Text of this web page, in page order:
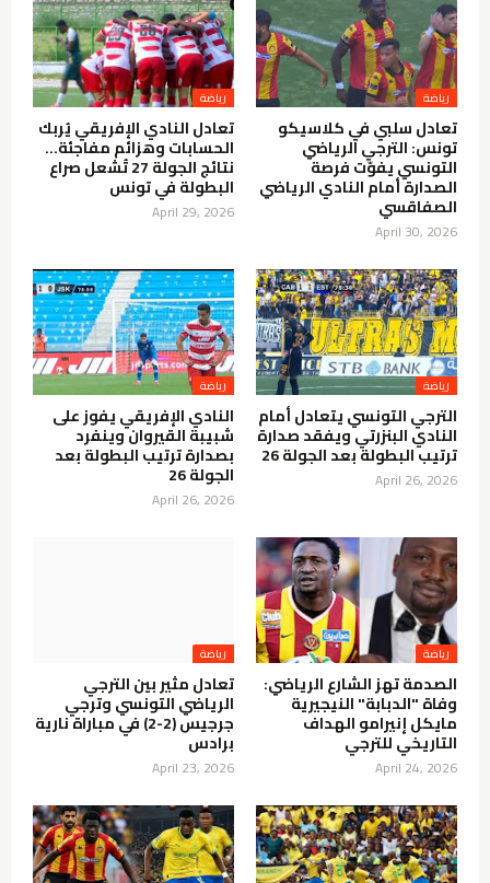
تعادل سلبي في كلاسيكو
تونس: الترجي الرياضي
التونسي يفوّت فرصة
الصدارة أمام النادي الرياضي
الصفاقسي
April 30, 2026
تعادل النادي الإفريقي يُربك
الحسابات وهزائم مفاجئة…
نتائج الجولة 27 تُشعل صراع
البطولة في تونس
April 29, 2026
الترجي التونسي يتعادل أمام
النادي البنزرتي ويفقد صدارة
ترتيب البطولة بعد الجولة 26
April 26, 2026
النادي الإفريقي يفوز على
شبيبة القيروان وينفرد
بصدارة ترتيب البطولة بعد
الجولة 26
April 26, 2026
الصدمة تهز الشارع الرياضي:
وفاة "الدبابة" النيجيرية
مايكل إنيرامو الهداف
التاريخي للترجي
April 24, 2026
تعادل مثير بين الترجي
الرياضي التونسي وترجي
جرجيس (2-2) في مباراة نارية
برادس
April 23, 2026